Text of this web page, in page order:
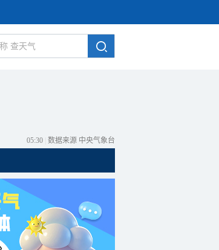
05:30 数据来源 中央气象台